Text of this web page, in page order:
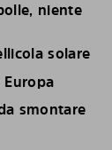
niente
solare
smontare